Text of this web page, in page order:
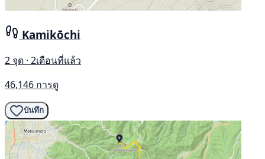
Kamikōchi
2 จุด · 2เดือนที่แล้ว
46,146 การดู
บันทึก